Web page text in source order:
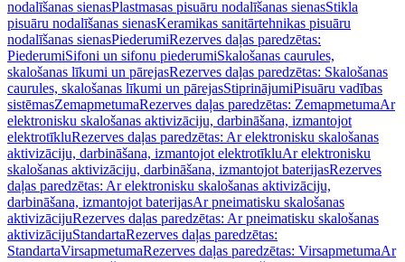
nodalīšanas sienasPlastmasas pisuāru nodalīšanas sienasStikla
pisuāru nodalīšanas sienasKeramikas sanitārtehnikas pisuāru
nodalīšanas sienasPiederumiRezerves daļas paredzētas:
PiederumiSifoni un sifonu piederumiSkalošanas caurules,
skalošanas līkumi un pārejasRezerves daļas paredzētas: Skalošanas
caurules, skalošanas līkumi un pārejasStiprinājumiPisuāru vadības
sistēmasZemapmetumaRezerves daļas paredzētas: ZemapmetumaAr
elektronisku skalošanas aktivizāciju, darbināšana, izmantojot
elektrotīkluRezerves daļas paredzētas: Ar elektronisku skalošanas
aktivizāciju, darbināšana, izmantojot elektrotīkluAr elektronisku
skalošanas aktivizāciju, darbināšana, izmantojot baterijasRezerves
daļas paredzētas: Ar elektronisku skalošanas aktivizāciju,
darbināšana, izmantojot baterijasAr pneimatisku skalošanas
aktivizācijuRezerves daļas paredzētas: Ar pneimatisku skalošanas
aktivizācijuStandartaRezerves daļas paredzētas:
StandartaVirsapmetumaRezerves daļas paredzētas: VirsapmetumaAr